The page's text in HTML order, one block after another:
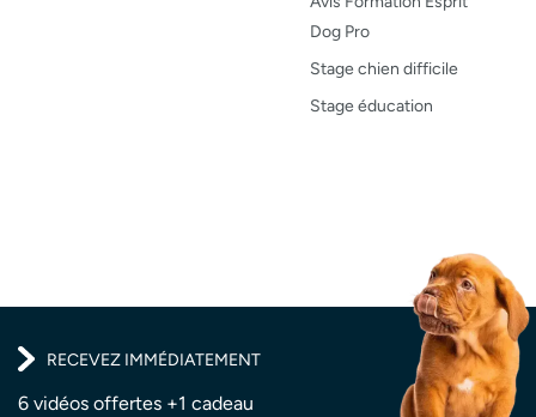
Dog Pro
Stage chien difficile
Stage éducation
RECEVEZ IMMÉDIATEMENT
6 vidéos offertes +1 cadeau